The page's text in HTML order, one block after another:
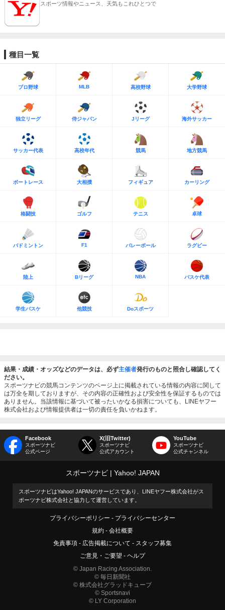
スポーツ情報やニュース、天気もこれひとつで
種目一覧
プロ野球 MLB 高校野球 大学野球
独立リーグ 侍ジャパン Jリーグ 海外サッカー
サッカー代表 高校年代 競馬 地方競馬
ボートレース 大相撲 フィギュア カーリング
格闘技 ゴルフ テニス 卓球
バドミントン F1 バレーボール ラグビー
陸上 Bリーグ NBA バスケ代表
学生バスケ 他競技 Doスポーツ
結果・成績・オッズなどのデータは、必ず主催者発行のものと照合し確認してく
ださい。
スポーツナビの競馬コンテンツのページ上に掲載されている情報の内容に関して
は万全を期しておりますが、その内容の正確性および安全性を保証するものでは
ありません。当該情報に基づいて被ったいかなる損害についても、LINEヤフー
株式会社および情報提供者は一切の責任を負いかねます。
Facebook
スポーツナビ
公式ページ
X(旧Twitter)
スポーツナビ
公式アカウント
YouTube
スポーツナビ
公式チャンネル
スポーツナビ Yahoo! JAPAN
スポーツナビはYahoo! JAPANのサービスであり、LINEヤフー株式会社がス
ポーツナビ株式会社と協力して運営しています。
プライバシーポリシー
プライバシーセンター
規約
会社概要
免責事項
広告掲載について
スタッフ募集
ご意見・ご要望
ヘルプ
© Japan Racing Association.
© 毎日新聞社
© 株式会社グラッドキューブ
© Sportsnavi
© LY Corporation